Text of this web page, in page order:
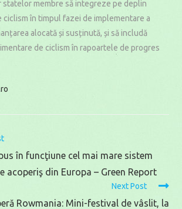
statelor membre să integreze pe deplin
ciclism în timpul fazei de implementare a
alocată și susținută, și să includă
de ciclism în rapoartele de progres
în funcţiune cel mai mare sistem
acoperiş din Europa – Green Report
Next Post
Rowmania: Mini-festival de vâslit, la